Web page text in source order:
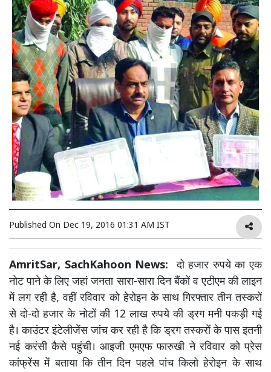
Published On Dec 19, 2016 01:31 AM IST
AmritSar, SachKahoon News: दो हजार रुपये का एक
नोट पाने के लिए जहां जनता सारा-सारा दिन बैंकों व एटीएम की लाइन
में लग रही है, वहीं रविवार को हेरोइन के साथ गिरफ्तार तीन तस्करों
से दो-दो हजार के नोटों की 12 लाख रुपये की ड्रग मनी पकड़ी गई
है। काउंटर इंटेलीजेंस जांच कर रही है कि ड्रग तस्करों के पास इतनी
नई करंसी कैसे पहुंची। आइजी एमएफ फारुखी ने रविवार को प्रेस
कांफ्रेंस में बताया कि तीन दिन पहले पांच किलो हेरोइन के साथ